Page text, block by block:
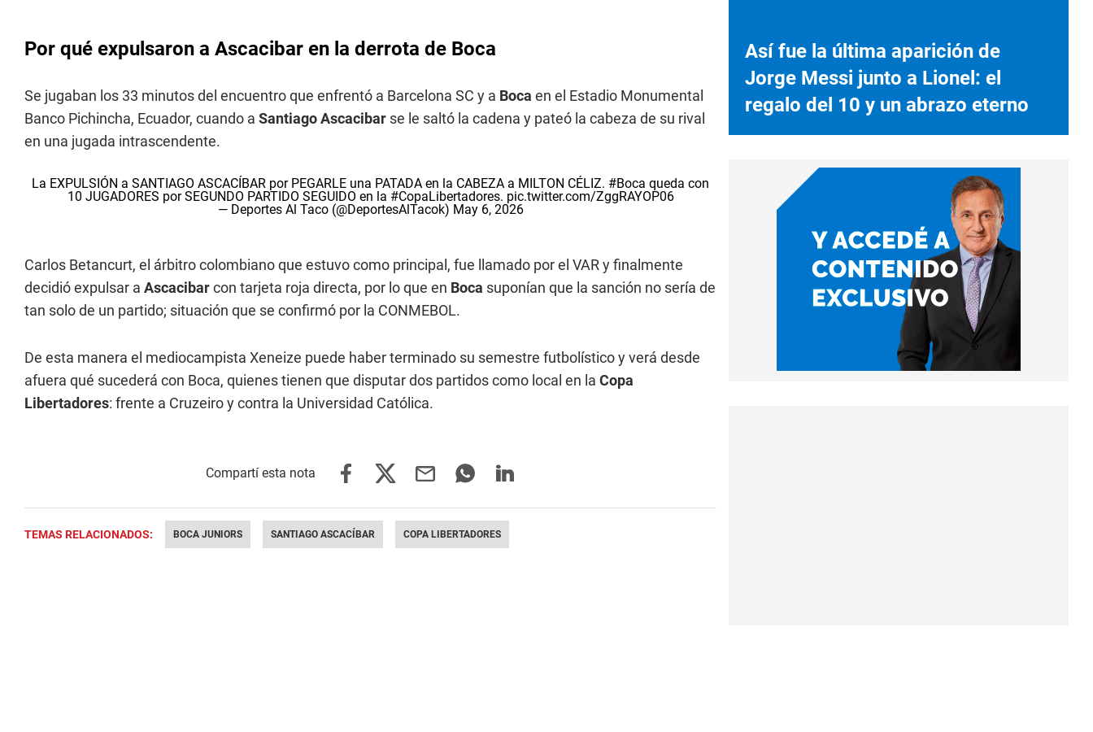
Por qué expulsaron a Ascacibar en la derrota de Boca
Se jugaban los 33 minutos del encuentro que enfrentó a Barcelona SC y a Boca en el Estadio Monumental
Banco Pichincha, Ecuador, cuando a Santiago Ascacibar se le saltó la cadena y pateó la cabeza de su rival
en una jugada intrascendente.
La EXPULSIÓN a SANTIAGO ASCACÍBAR por PEGARLE una PATADA en la CABEZA a MILTON CÉLIZ. #Boca queda con
10 JUGADORES por SEGUNDO PARTIDO SEGUIDO en la #CopaLibertadores. pic.twitter.com/ZggRAYOP06
— Deportes Al Taco (@DeportesAlTacok) May 6, 2026
Carlos Betancurt, el árbitro colombiano que estuvo como principal, fue llamado por el VAR y finalmente
decidió expulsar a Ascacibarcon tarjeta roja directa, por lo que en Boca suponían que la sanción no sería de
tan solo de un partido; situación que se confirmó por la CONMEBOL.
De esta manera el mediocampista Xeneize puede haber terminado su semestre futbolístico y verá desde
afuera qué sucederá con Boca, quienes tienen que disputar dos partidos como local en la Copa
Libertadores: frente a Cruzeiro y contra la Universidad Católica.
TEMAS RELACIONADOS: BOCA JUNIORS SANTIAGO ASCACÍBAR COPA LIBERTADORES
Así fue la última aparición de
Jorge Messi junto a Lionel: el
regalo del 10 y un abrazo eterno